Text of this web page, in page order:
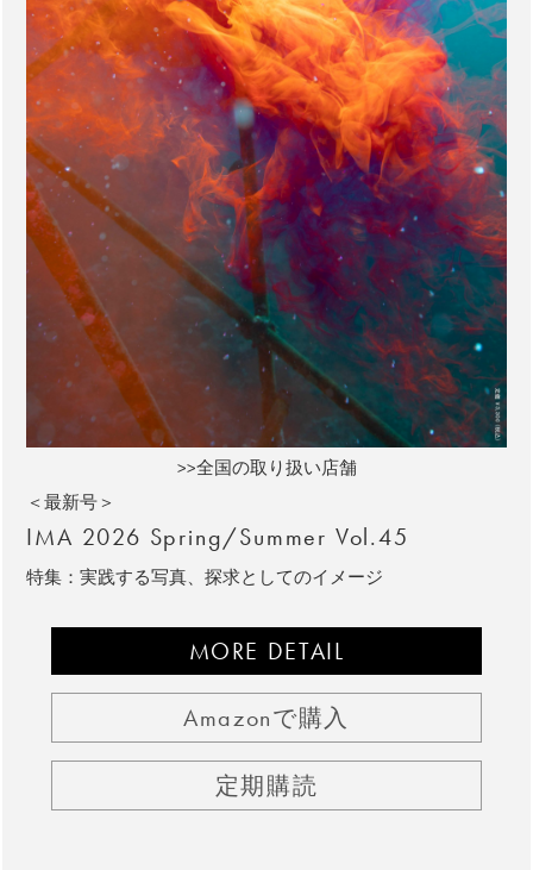
>>全国の取り扱い店舗
＜最新号＞
IMA 2026 Spring/Summer Vol.45
特集：実践する写真、探求としてのイメージ
MORE DETAIL
Amazonで購入
定期購読